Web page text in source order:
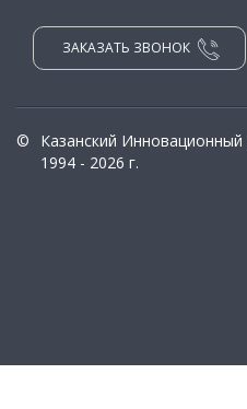
ЗАКАЗАТЬ ЗВОНОК
©
Казанский
1994 - 2026 г.